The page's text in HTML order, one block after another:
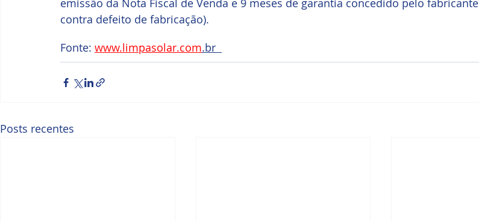
emissão da Nota Fiscal de Venda e 9 meses de garantia concedido pelo fabricante
contra defeito de fabricação).
Fonte: www.limpasolar.com.br
Posts recentes